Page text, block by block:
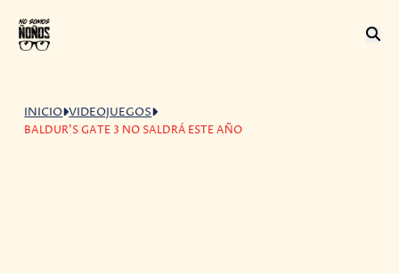
INICIO VIDEOJUEGOS
BALDUR'S GATE 3 NO SALDRÁ ESTE AÑO